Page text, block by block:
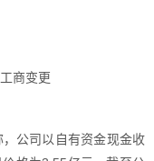
商变更
公司以自有资金现金收